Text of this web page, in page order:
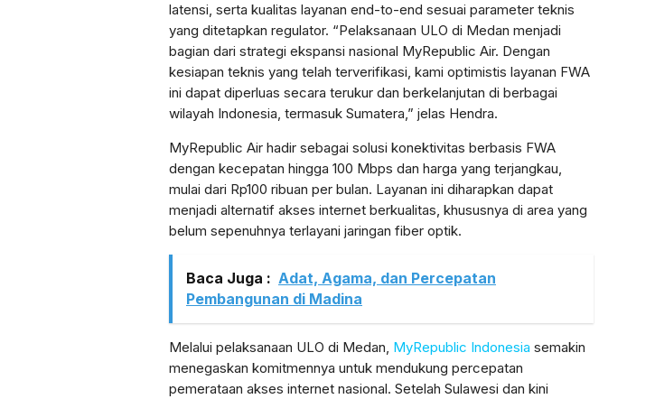
latensi, serta kualitas layanan end-to-end sesuai parameter teknis
yang ditetapkan regulator. “Pelaksanaan ULO di Medan menjadi
bagian dari strategi ekspansi nasional MyRepublic Air. Dengan
kesiapan teknis yang telah terverifikasi, kami optimistis layanan FWA
ini dapat diperluas secara terukur dan berkelanjutan di berbagai
wilayah Indonesia, termasuk Sumatera,” jelas Hendra.
MyRepublic Air hadir sebagai solusi konektivitas berbasis FWA
dengan kecepatan hingga 100 Mbps dan harga yang terjangkau,
mulai dari Rp100 ribuan per bulan. Layanan ini diharapkan dapat
menjadi alternatif akses internet berkualitas, khususnya di area yang
belum sepenuhnya terlayani jaringan fiber optik.
Baca Juga : Adat, Agama, dan Percepatan
Pembangunan di Madina
Melalui pelaksanaan ULO di Medan, MyRepublic Indonesia semakin
menegaskan komitmennya untuk mendukung percepatan
pemerataan akses internet nasional. Setelah Sulawesi dan kini